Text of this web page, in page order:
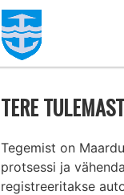
TERE
Tegemist on
protsessi ja
registreeritakse